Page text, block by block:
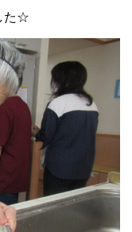
た☆